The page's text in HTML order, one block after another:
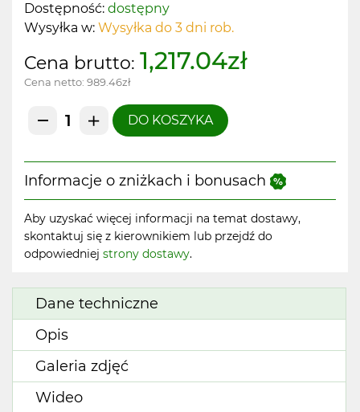
Dostępność: dostępny
Wysyłka w: Wysyłka do 3 dni rob.
Cena brutto: 1,217.04zł
Cena netto: 989.46zł
DO KOSZYKA
Informacje o zniżkach i bonusach
Aby uzyskać więcej informacji na temat dostawy,
skontaktuj się z kierownikiem lub przejdź do
odpowiedniej strony dostawy.
Dane techniczne
Opis
Galeria zdjęć
Wideo